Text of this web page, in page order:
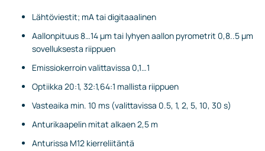
Lähtöviestit; mA tai digitaaalinen
Aallonpituus 8…14 µm tai lyhyen aallon pyrometrit 0,8..5 µm
sovelluksesta riippuen
Emissiokerroin valittavissa 0,1…1
Optiikka 20:1, 32:1,64:1 mallista riippuen
Vasteaika min. 10 ms (valittavissa 0.5, 1, 2, 5, 10, 30 s)
Anturikaapelin mitat alkaen 2,5 m
Anturissa M12 kierreliitäntä